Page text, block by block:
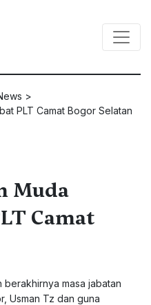
>
PLT Camat Bogor Selatan
Muda
Camat
masa jabatan
Usman Tz dan guna